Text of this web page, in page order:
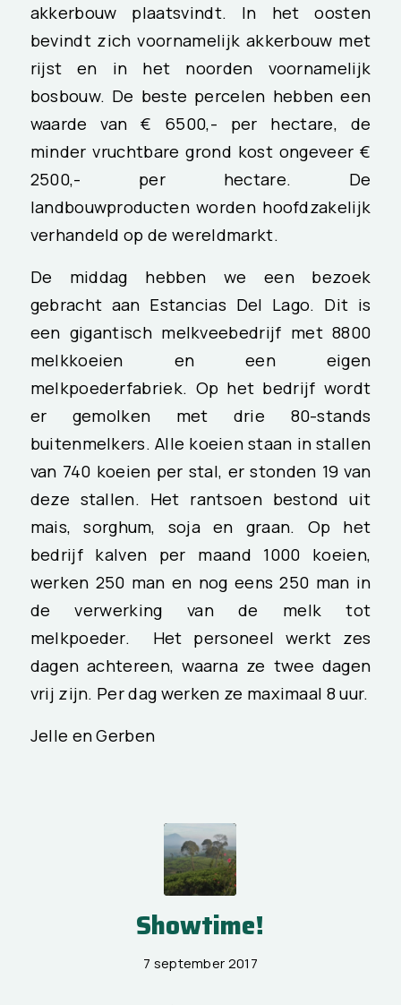
akkerbouw plaatsvindt. In het oosten
bevindt zich voornamelijk akkerbouw met
rijst en in het noorden voornamelijk
bosbouw. De beste percelen hebben een
waarde van € 6500,- per hectare, de
minder vruchtbare grond kost ongeveer €
2500,- per hectare. De
landbouwproducten worden hoofdzakelijk
verhandeld op de wereldmarkt.
De middag hebben we een bezoek
gebracht aan Estancias Del Lago. Dit is
een gigantisch melkveebedrijf met 8800
melkkoeien en een eigen
melkpoederfabriek. Op het bedrijf wordt
er gemolken met drie 80-stands
buitenmelkers. Alle koeien staan in stallen
van 740 koeien per stal, er stonden 19 van
deze stallen. Het rantsoen bestond uit
mais, sorghum, soja en graan. Op het
bedrijf kalven per maand 1000 koeien,
werken 250 man en nog eens 250 man in
de verwerking van de melk tot
melkpoeder. Het personeel werkt zes
dagen achtereen, waarna ze twee dagen
vrij zijn. Per dag werken ze maximaal 8 uur.
Jelle en Gerben
Showtime!
7 september 2017